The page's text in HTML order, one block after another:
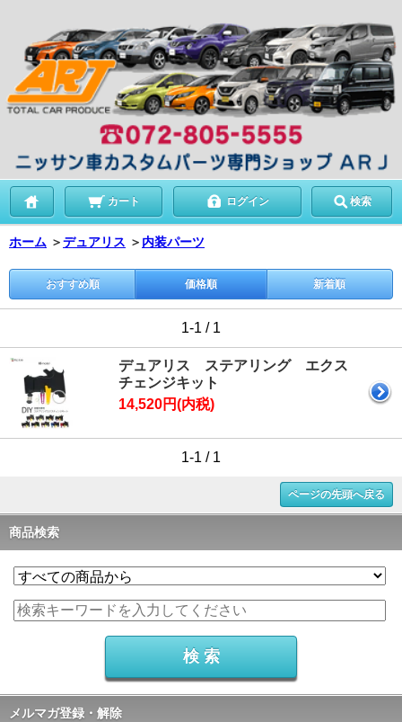
カート ログイン 検索
ホーム ＞デュアリス ＞ 内装パーツ
おすすめ順 価格順 新着順
1-1 / 1
デュアリス ステアリング エクス
チェンジキット
14,520円(内税)
1-1 / 1
ページの先頭へ戻る
商品検索
メルマガ登録・解除